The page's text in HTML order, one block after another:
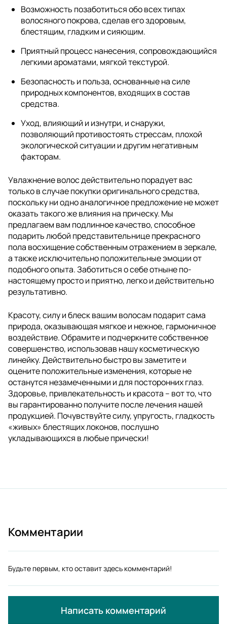
Возможность позаботиться обо всех типах
волосяного покрова, сделав его здоровым,
блестящим, гладким и сияющим.
Приятный процесс нанесения, сопровождающийся
легкими ароматами, мягкой текстурой.
Безопасность и польза, основанные на силе
природных компонентов, входящих в состав
средства.
Уход, влияющий и изнутри, и снаружи,
позволяющий противостоять стрессам, плохой
экологической ситуации и другим негативным
факторам.
Увлажнение волос действительно порадует вас
только в случае покупки оригинального средства,
поскольку ни одно аналогичное предложение не может
оказать такого же влияния на прическу. Мы
предлагаем вам подлинное качество, способное
подарить любой представительнице прекрасного
пола восхищение собственным отражением в зеркале,
а также исключительно положительные эмоции от
подобного опыта. Заботиться о себе отныне по-
настоящему просто и приятно, легко и действительно
результативно.
Красоту, силу и блеск вашим волосам подарит сама
природа, оказывающая мягкое и нежное, гармоничное
воздействие. Обрамите и подчеркните собственное
совершенство, использовав нашу косметическую
линейку. Действительно быстро вы заметите и
оцените положительные изменения, которые не
останутся незамеченными и для посторонних глаз.
Здоровье, привлекательность и красота – вот то, что
вы гарантированно получите после лечения нашей
продукцией. Почувствуйте силу, упругость, гладкость
«живых» блестящих локонов, послушно
укладывающихся в любые прически!
Комментарии
Будьте первым, кто оставит здесь комментарий!
Написать комментарий